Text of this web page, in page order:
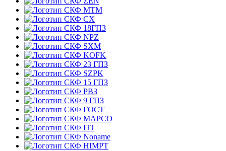
MTM
CX
18ГПЗ
NPZ
SXM
KOFK
23 ГПЗ
SZPK
15 ГПЗ
РВЗ
9 ГПЗ
ГОСТ
MAPCO
ITJ
Noname
HIMPT